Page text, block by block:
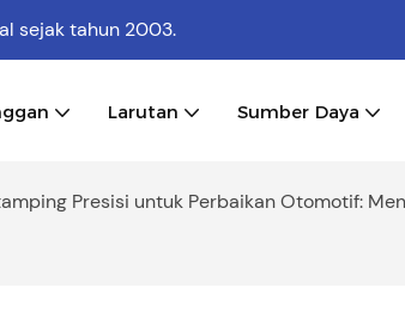
sejak tahun 2003.
Larutan Sumber Daya
Presisi untuk Perbaikan Otomotif: